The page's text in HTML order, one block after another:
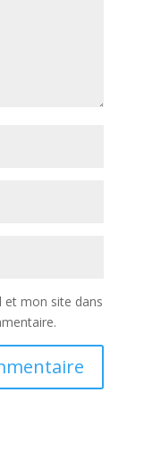
et mon site dans